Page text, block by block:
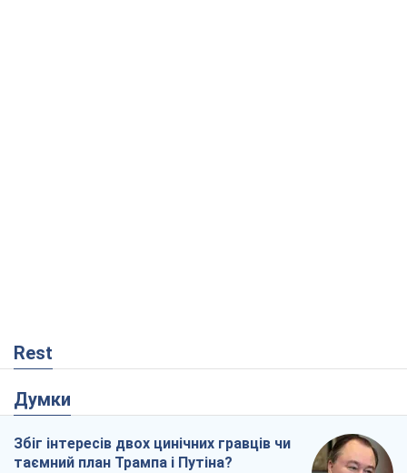
Rest
Думки
Збіг інтересів двох цинічних гравців чи
таємний план Трампа і Путіна?